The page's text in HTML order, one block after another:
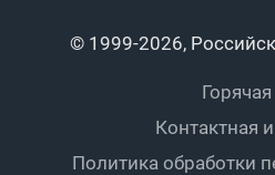
Пляжный© 1999-2026,
Контактная
Политика обработки